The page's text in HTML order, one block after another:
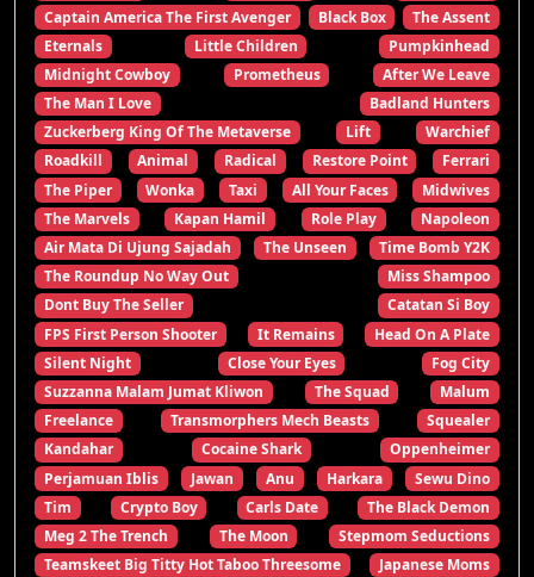
Captain America The First Avenger
Black Box
The Assent
Eternals
Little Children
Pumpkinhead
Midnight Cowboy
Prometheus
After We Leave
The Man I Love
Badland Hunters
Zuckerberg King Of The Metaverse
Lift
Warchief
Roadkill
Animal Radical Restore Point
Ferrari
The Piper
Wonka Taxi All Your Faces
Midwives
The Marvels
Kapan Hamil Role Play
Napoleon
Air Mata Di Ujung Sajadah
The Unseen
Time Bomb Y2K
The Roundup No Way Out
Miss Shampoo
Dont Buy The Seller
Catatan Si Boy
FPS First Person Shooter
It Remains
Head On A Plate
Silent Night
Close Your Eyes
Fog City
Suzzanna Malam Jumat Kliwon
The Squad
Malum
Freelance
Transmorphers Mech Beasts
Squealer
Kandahar
Cocaine Shark
Oppenheimer
Perjamuan Iblis
Jawan Anu Harkara
Sewu Dino
Tim
Crypto Boy Carls Date
The Black Demon
Meg 2 The Trench
The Moon
Stepmom Seductions
Teamskeet Big Titty Hot Taboo Threesome
Japanese Moms